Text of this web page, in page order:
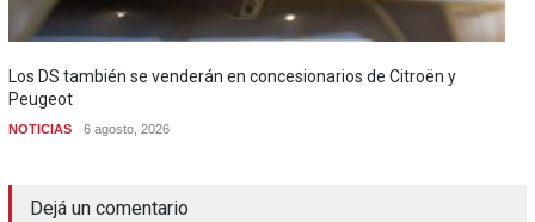
Los DS también se venderán en concesionarios de Citroën y
Peugeot
NOTICIAS 6 agosto, 2026
Dejá un comentario